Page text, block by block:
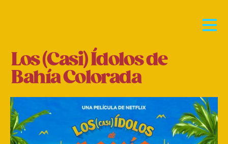
Los (Casi) Ídolos de
Bahía Colorada